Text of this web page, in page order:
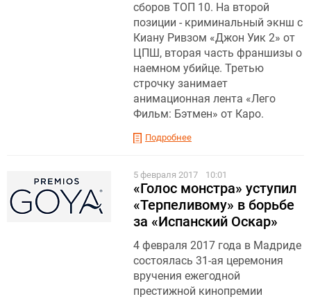
сборов ТОП 10. На второй
позиции - криминальный экнш с
Киану Ривзом «Джон Уик 2» от
ЦПШ, вторая часть франшизы о
наемном убийце. Третью
строчку занимает
анимационная лента «Лего
Фильм: Бэтмен» от Каро.
Подробнее
5 февраля 2017 10:01
«Голос монстра» уступил
«Терпеливому» в борьбе
за «Испанский Оскар»
4 февраля 2017 года в Мадриде
состоялась 31-ая церемония
вручения ежегодной
престижной кинопремии